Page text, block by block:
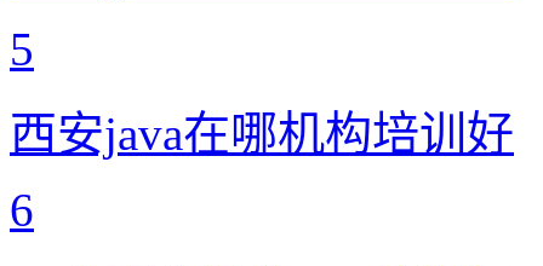
5
西安java在哪机构培训好
6